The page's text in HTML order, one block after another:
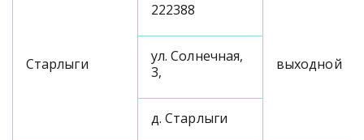
Старлыги
222388
выходной
ул. Солнечная,
3,
д. Старлыги